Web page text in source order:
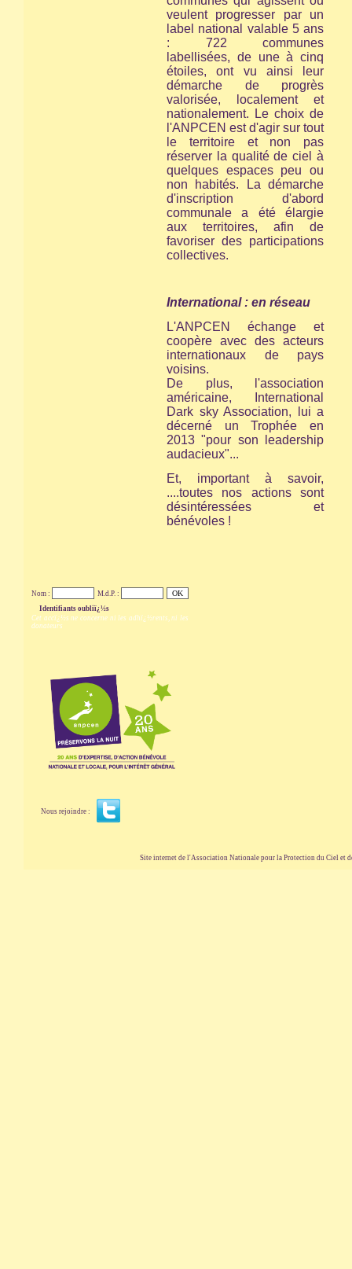
veulent progresser par un
label national valable 5 ans
: 722 communes
labellisées, de une à cinq
étoiles, ont vu ainsi leur
démarche de progrès
valorisée, localement et
nationalement. Le choix de
l'ANPCEN est d'agir sur tout
le territoire et non pas
réserver la qualité de ciel à
quelques espaces peu ou
non habités. La démarche
d'inscription d'abord
communale a été élargie
aux territoires, afin de
favoriser des participations
collectives.
International : en réseau
L'ANPCEN échange et
coopère avec des acteurs
internationaux de pays
voisins.
De plus, l'association
américaine,
International
Dark sky Association,
lui a
décerné un Trophée en
2013 "pour son leadership
audacieux"...
Et, important à savoir,
....toutes nos actions sont
désintéressées et
bénévoles !
Nom :
M.d.P. :
Identifiants oubliï¿½s
Cet accï¿½s ne concerne ni les adhï¿½rents, ni les
donateurs
Nous rejoindre :
Site internet de l'Association Nationale pour la Protection du Ciel et de